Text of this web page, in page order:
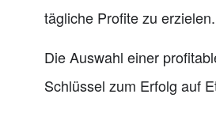
tägliche Profite zu erzielen.
Die Auswahl einer
Schlüssel zum Erfolg auf